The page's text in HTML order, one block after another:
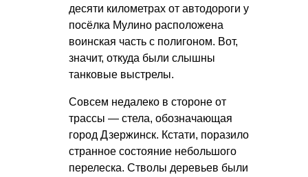
десяти километрах от автодороги у
посёлка Мулино расположена
воинская часть с полигоном. Вот,
значит, откуда были слышны
танковые выстрелы.
Совсем недалеко в стороне от
трассы — стела, обозначающая
город Дзержинск. Кстати, поразило
странное состояние небольшого
перелеска. Стволы деревьев были